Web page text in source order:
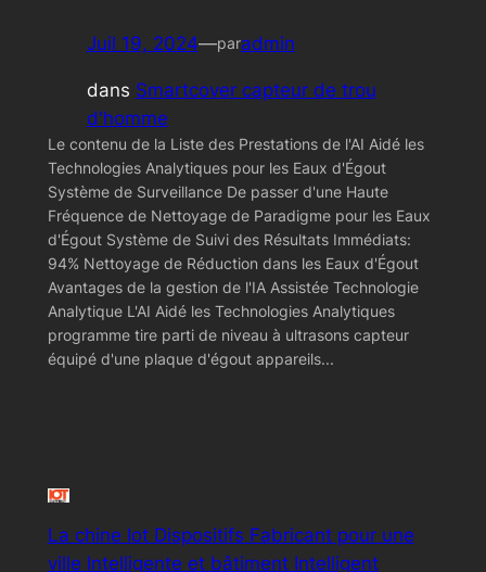
Juil 19, 2024—paradmin
dans Smartcover capteur de trou
d'homme
Le contenu de la Liste des Prestations de l'AI Aidé les
Technologies Analytiques pour les Eaux d'Égout
Système de Surveillance De passer d'une Haute
Fréquence de Nettoyage de Paradigme pour les Eaux
d'Égout Système de Suivi des Résultats Immédiats:
94% Nettoyage de Réduction dans les Eaux d'Égout
Avantages de la gestion de l'IA Assistée Technologie
Analytique L'AI Aidé les Technologies Analytiques
programme tire parti de niveau à ultrasons capteur
équipé d'une plaque d'égout appareils...
La chine Iot Dispositifs Fabricant pour une
ville Intelligente et bâtiment Intelligent